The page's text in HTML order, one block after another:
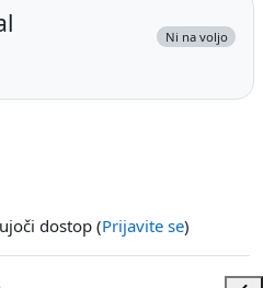
Ni na voljo
dostop (Prijavite se)